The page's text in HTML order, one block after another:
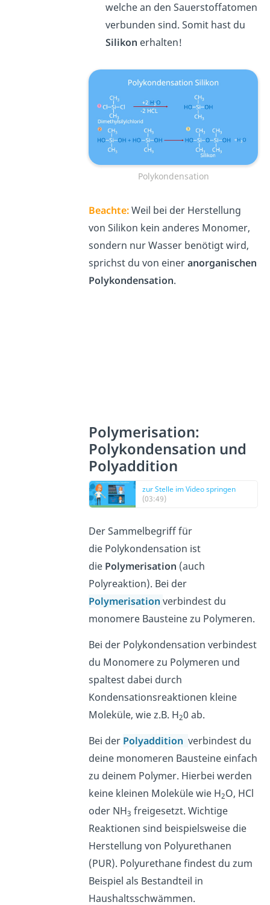
welche an den Sauerstoffatomen
verbunden sind. Somit hast du
Silikon erhalten!
Polykondensation
Beachte:Weil bei der Herstellung
von Silikon kein anderes Monomer,
sondern nur Wasser benötigt wird,
sprichst du von eineranorganischen
Polykondensation.
Polymerisation:
Polykondensation und
Polyaddition
zur Stelle im Video springen
(03:49)
Der Sammelbegriff für
die Polykondensation ist
die Polymerisation (auch
Polyreaktion). Bei der
Polymerisationverbindest du
monomere Bausteine zu Polymeren.
Bei der Polykondensation verbindest
du Monomere zu Polymeren und
spaltest dabei durch
Kondensationsreaktionen kleine
Moleküle, wie z.B. H20 ab.
Bei der Polyadditionverbindest du
deine monomeren Bausteine einfach
zu deinem Polymer. Hierbei werden
keine kleinen Moleküle wie H2O, HCl
oder NH3 freigesetzt. Wichtige
Reaktionen sind beispielsweise die
Herstellung von Polyurethanen
(PUR). Polyurethane findest du zum
Beispiel als Bestandteil in
Haushaltsschwämmen.